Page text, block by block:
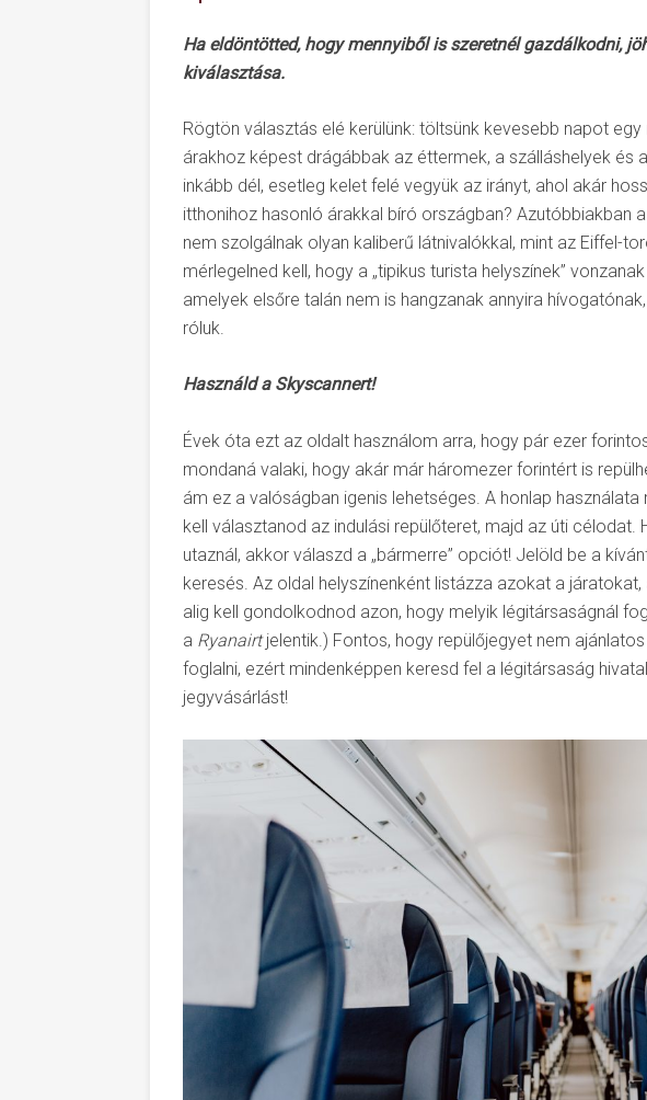
Ha eldöntötted, hogy mennyiből is szeretnél gazdálkodni,
kiválasztása.
Rögtön választás elé kerülünk: töltsünk kevesebb napot
árakhoz képest drágábbak az éttermek, a szálláshelyek és
inkább dél, esetleg kelet felé vegyük az irányt, ahol akár
itthonihoz hasonló árakkal bíró országban? Azutóbbiakban
nem szolgálnak olyan kaliberű látnivalókkal, mint az Eiffel-
mérlegelned kell, hogy a „tipikus turista helyszínek”
amelyek elsőre talán nem is hangzanak annyira
róluk.
Használd a Skyscannert!
Évek óta ezt az oldalt használom arra, hogy pár ezer
mondaná valaki, hogy akár már háromezer forintért is
ám ez a valóságban igenis lehetséges. A honlap
kell választanod az indulási repülőteret, majd az úti célodat.
utaznál, akkor válaszd a „bármerre” opciót! Jelöld be a
keresés. Az oldal helyszínenként listázza azokat a
alig kell gondolkodnod azon, hogy melyik légitársaságnál
a Ryanairtjelentik.) Fontos, hogy repülőjegyet nem
foglalni, ezért mindenképpen keresd fel a légitársaság
jegyvásárlást!